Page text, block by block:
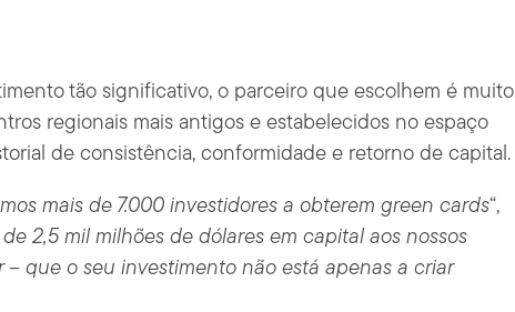
tão significativo, o parceiro que escolhem é muito
regionais mais antigos e estabelecidos no espaço
de consistência, conformidade e retorno de capital.
mais de 7.000 investidores a obterem green cards“,
2,5 mil milhões de dólares em capital aos nossos
– que o seu investimento não está apenas a criar